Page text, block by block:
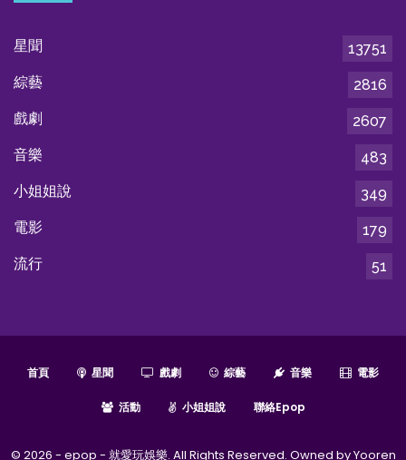
星聞
13751
綜藝
2816
戲劇
2607
音樂
483
小姐姐說
349
電影
179
流行
51
首頁 星聞 戲劇 綜藝 音樂 電影
活動 小姐姐說 聯絡epop
© 2026 - epop - 就愛玩娛樂. All Rights Reserved. Owned by Yooren